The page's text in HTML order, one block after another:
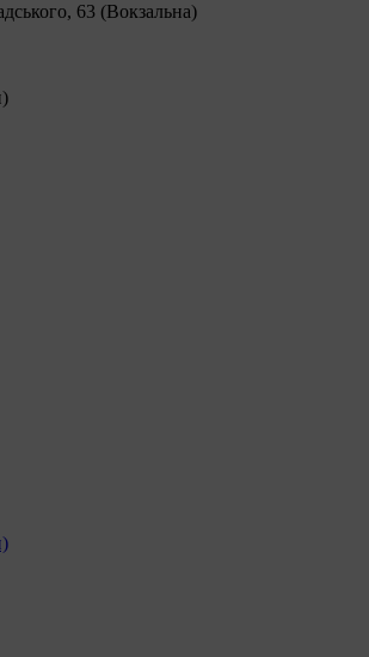
63 (Вокзальна)